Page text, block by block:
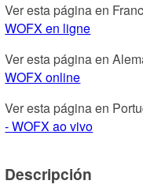
Ver esta página en
WOFX en ligne
Ver esta página en
WOFX online
Ver esta página en
- WOFX ao vivo
Descripción